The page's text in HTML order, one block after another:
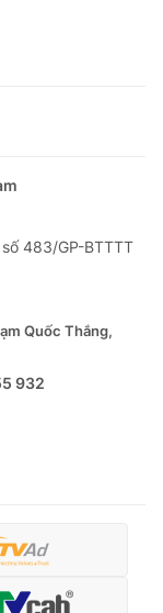
483/GP-BTTTT
Quốc Thắng,
932